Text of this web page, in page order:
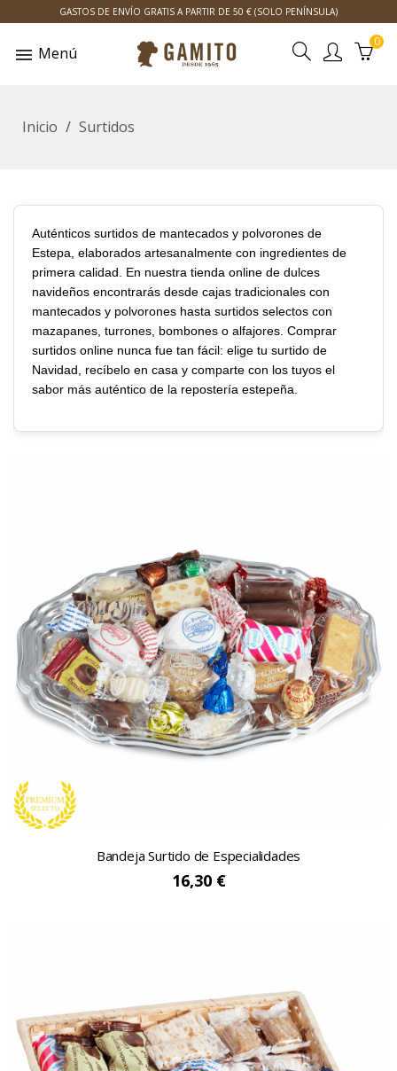
GASTOS DE ENVÍO GRATIS A PARTIR DE 50 € (SOLO PENÍNSULA)
Menú
0
Inicio Surtidos
Auténticos surtidos de mantecados y polvorones de
Estepa, elaborados artesanalmente con ingredientes de
primera calidad. En nuestra tienda online de dulces
navideños encontrarás desde cajas tradicionales con
mantecados y polvorones hasta surtidos selectos con
mazapanes, turrones, bombones o alfajores. Comprar
surtidos online nunca fue tan fácil: elige tu surtido de
Navidad, recíbelo en casa y comparte con los tuyos el
sabor más auténtico de la repostería estepeña.
Bandeja Surtido de Especialidades
16,30 €